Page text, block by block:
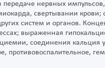
передаче нервных
свертывании
систем и органов.
выраженная
соединения
противовоспалительное,